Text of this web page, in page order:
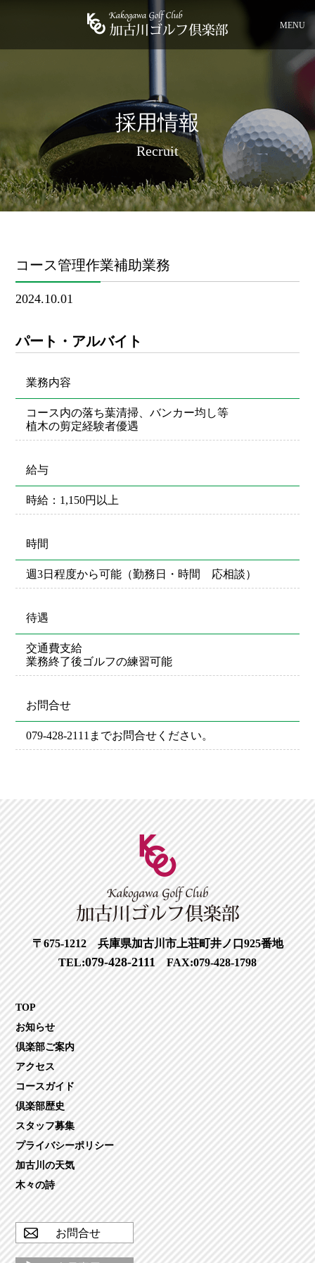
MENU
採用情報
Recruit
コース管理作業補助業務
2024.10.01
パート・アルバイト
業務内容
コース内の落ち葉清掃、バンカー均し等
植木の剪定経験者優遇
給与
時給：1,150円以上
時間
週3日程度から可能（勤務日・時間 応相談）
待遇
交通費支給
業務終了後ゴルフの練習可能
お問合せ
079-428-2111までお問合せください。
〒675-1212 兵庫県加古川市上荘町井ノ口925番地
TEL:079-428-2111FAX:079-428-1798
TOP
お知らせ
倶楽部ご案内
アクセス
コースガイド
倶楽部歴史
スタッフ募集
プライバシーポリシー
加古川の天気
木々の詩
お問合せ